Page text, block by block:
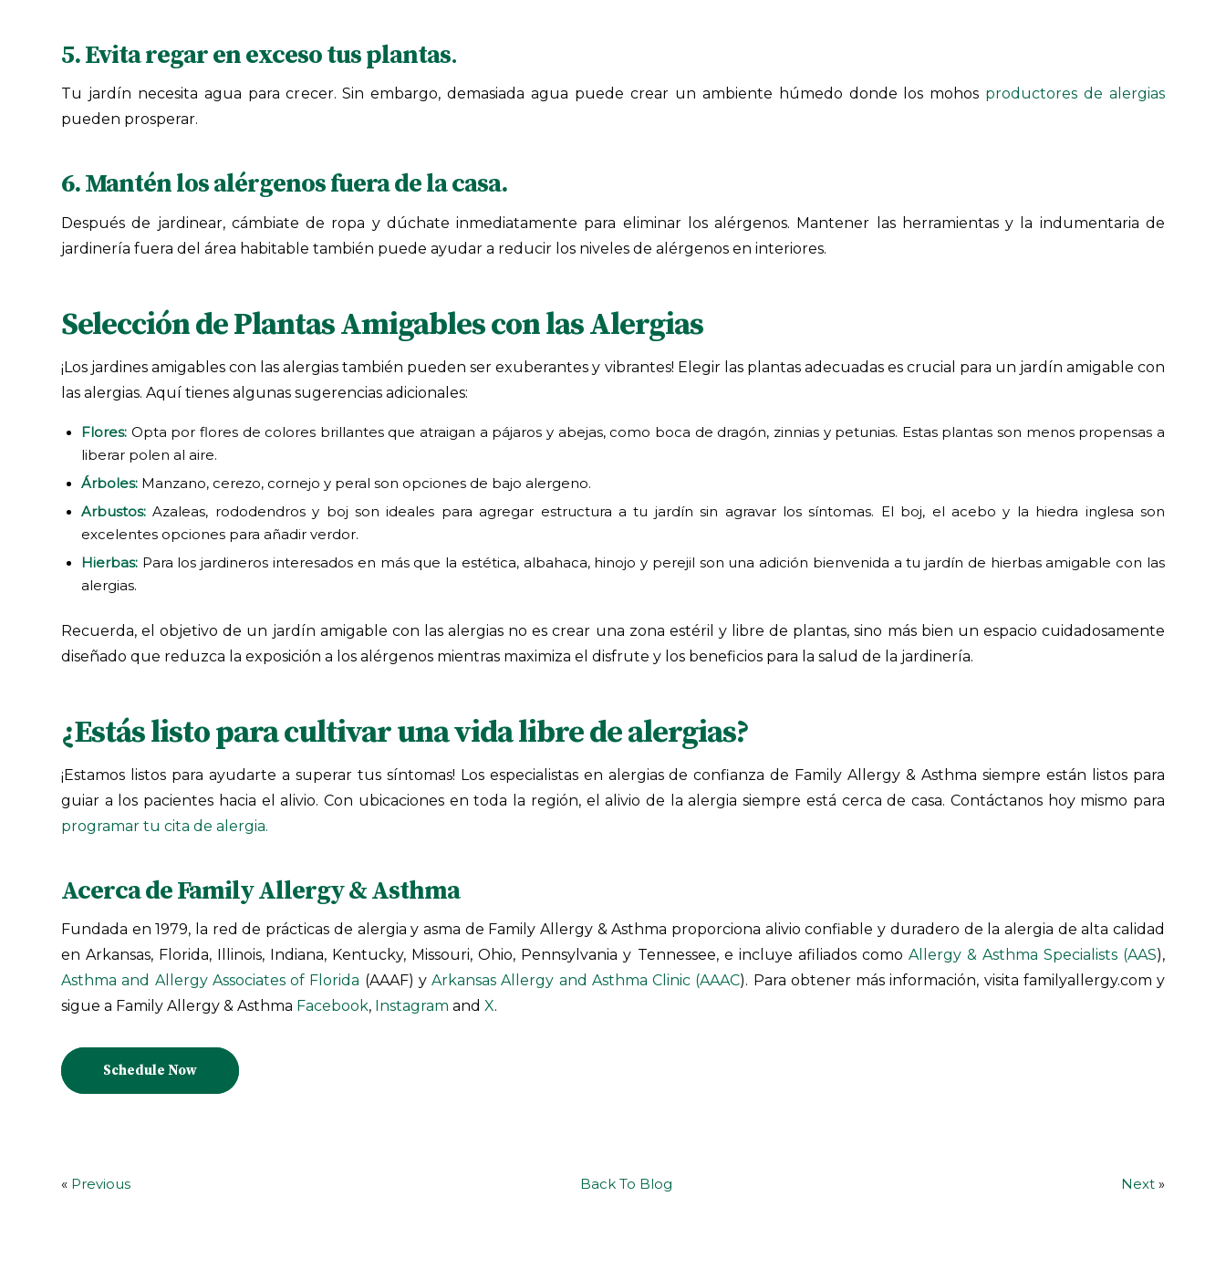
5. Evita regar en exceso tus plantas.
Tu jardín necesita agua para crecer. Sin embargo, demasiada agua puede crear un ambiente húmedo donde los mohos productores de alergias
pueden prosperar.
6. Mantén los alérgenos fuera de la casa.
Después de jardinear, cámbiate de ropa y dúchate inmediatamente para eliminar los alérgenos. Mantener las herramientas y la indumentaria de
jardinería fuera del área habitable también puede ayudar a reducir los niveles de alérgenos en interiores.
Selección de Plantas Amigables con las Alergias
¡Los jardines amigables con las alergias también pueden ser exuberantes y vibrantes! Elegir las plantas adecuadas es crucial para un jardín amigable con
las alergias. Aquí tienes algunas sugerencias adicionales:
Flores:Opta por flores de colores brillantes que atraigan a pájaros y abejas, como boca de dragón, zinnias y petunias. Estas plantas son menos propensas a
liberar polen al aire.
Árboles:Manzano, cerezo, cornejo y peral son opciones de bajo alergeno.
Arbustos:Azaleas, rododendros y boj son ideales para agregar estructura a tu jardín sin agravar los síntomas. El boj, el acebo y la hiedra inglesa son
excelentes opciones para añadir verdor.
Hierbas:Para los jardineros interesados en más que la estética, albahaca, hinojo y perejil son una adición bienvenida a tu jardín de hierbas amigable con las
alergias.
Recuerda, el objetivo de un jardín amigable con las alergias no es crear una zona estéril y libre de plantas, sino más bien un espacio cuidadosamente
diseñado que reduzca la exposición a los alérgenos mientras maximiza el disfrute y los beneficios para la salud de la jardinería.
¿Estás listo para cultivar una vida libre de alergias?
¡Estamos listos para ayudarte a superar tus síntomas! Los especialistas en alergias de confianza de Family Allergy & Asthma siempre están listos para
guiar a los pacientes hacia el alivio. Con ubicaciones en toda la región, el alivio de la alergia siempre está cerca de casa. Contáctanos hoy mismo para
programar tu cita de alergia.
Acerca de Family Allergy & Asthma
Fundada en 1979, la red de prácticas de alergia y asma de Family Allergy & Asthma proporciona alivio confiable y duradero de la alergia de alta calidad
en Arkansas, Florida, Illinois, Indiana, Kentucky, Missouri, Ohio, Pennsylvania y Tennessee, e incluye afiliados como Allergy & Asthma Specialists (AAS),
Asthma and Allergy Associates of Florida (AAAF) y Arkansas Allergy and Asthma Clinic (AAAC). Para obtener más información, visita familyallergy.com y
sigue a Family Allergy & Asthma Facebook, Instagram and X.
Schedule Now
« Previous Back To Blog Next »